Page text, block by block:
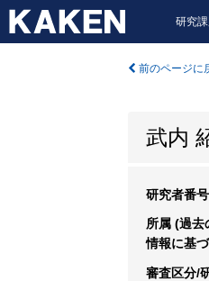
研究
前のページに
武内
研究者番号
所属 (過去
情報に基
審査区分/